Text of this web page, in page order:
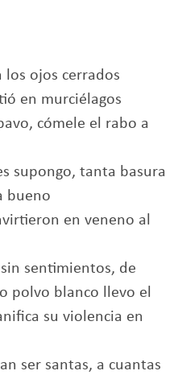
los ojos cerrados
en murciélagos
cómele el rabo a
supongo, tanta basura
bueno
en veneno al
sentimientos, de
polvo blanco llevo el
su violencia en
ser santas, a cuantas